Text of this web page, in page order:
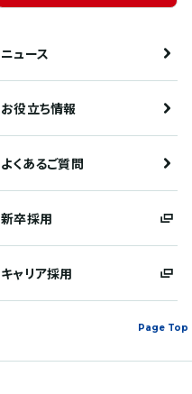
ニュース
お役立ち情報
よくあるご質問
新卒採用
キャリア採用
Page Top